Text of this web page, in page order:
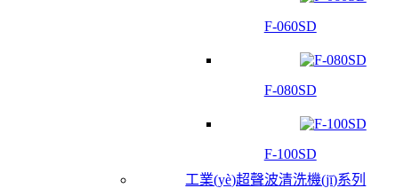
F-060SD
F-080SD
F-100SD
工業(yè)超聲波清洗機(jī)系列